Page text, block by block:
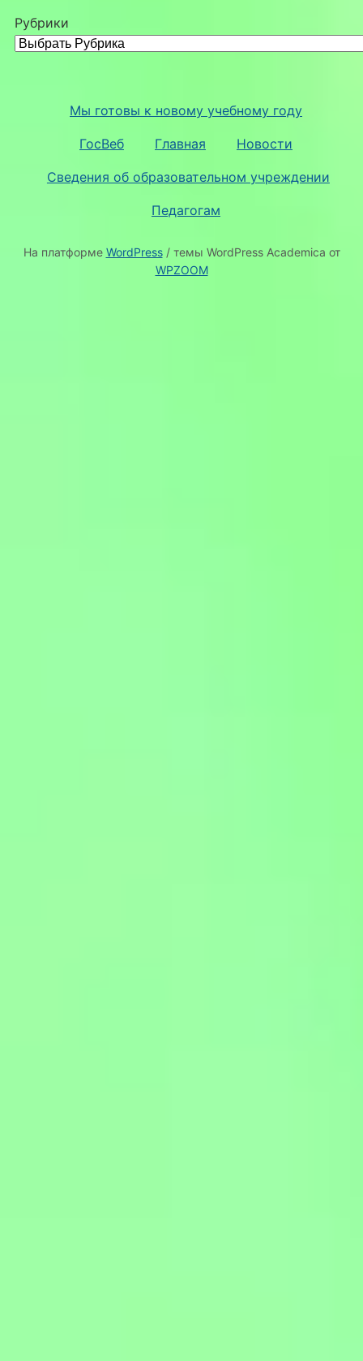
Рубрики
Мы готовы к новому учебному году
ГосВеб Главная Новости
Сведения об образовательном учреждении
Педагогам
На платформе WordPress/ темы WordPress Academica от
WPZOOM